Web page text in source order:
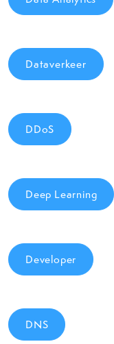
Dataverkeer
DDoS
Deep Learning
Developer
DNS